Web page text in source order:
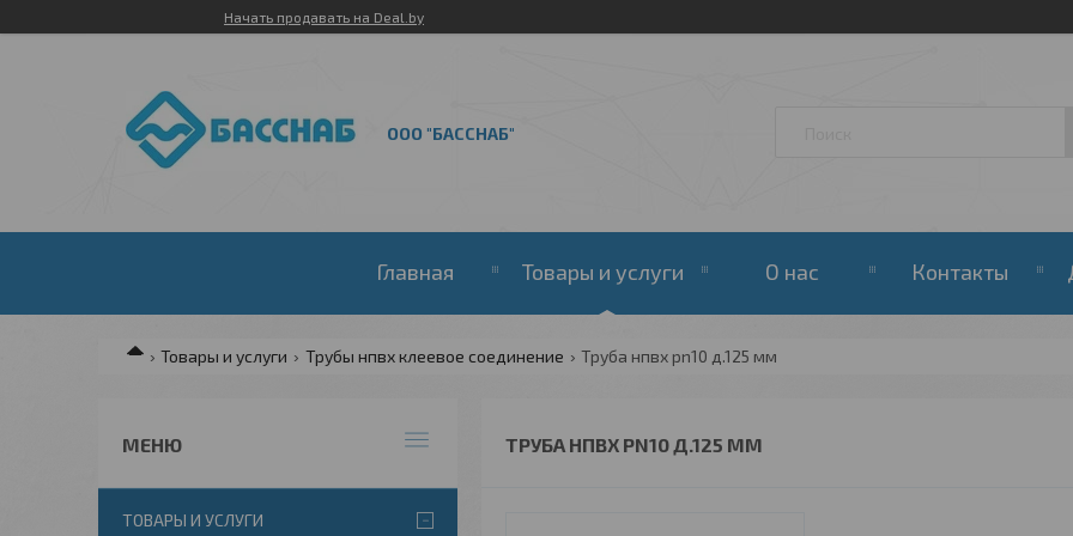
Начать продавать на Deal.by
ООО "БАССНАБ"
Главная Товары и услуги О нас Контакты
Товары и услуги Трубы нпвх клеевое соединение Труба нпвх pn10 д.125 мм
ТРУБА НПВХ PN10 Д.125 ММ
ТОВАРЫ И УСЛУГИ